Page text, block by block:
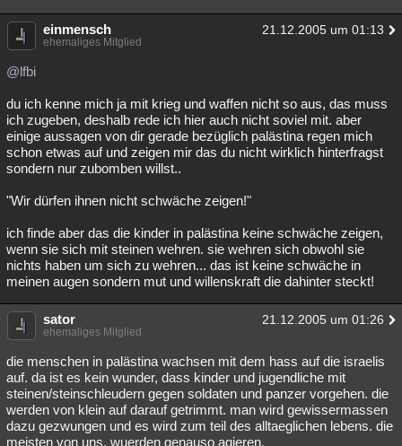
einmensch 21.12.2005 um 01:13
ehemaliges Mitglied
@lfbi
du ich kenne mich ja mit krieg und waffen nicht so aus, das muss
ich zugeben, deshalb rede ich hier auch nicht soviel mit. aber
einige aussagen von dir gerade bezüglich palästina regen mich
schon etwas auf und zeigen mir das du nicht wirklich hinterfragst
sondern nur zubomben willst..
"Wir dürfen ihnen nicht schwäche zeigen!"
ich finde aber das die kinder in palästina keine schwäche zeigen,
wenn sie sich mit steinen wehren. sie wehren sich obwohl sie
nichts haben um sich zu wehren... das ist keine schwäche in
meinen augen sondern mut und willenskraft die dahinter steckt!
sator 21.12.2005 um 01:26
ehemaliges Mitglied
die menschen in palästina wachsen mit dem hass auf die israelis
auf. da ist es kein wunder, dass kinder und jugendliche mit
steinen/steinschleudern gegen soldaten und panzer vorgehen. die
werden von klein auf darauf getrimmt. man wird gewissermassen
dazu gezwungen und es wird zum teil des alltaeglichen lebens. die
meisten von uns, wuerden genauso agieren.